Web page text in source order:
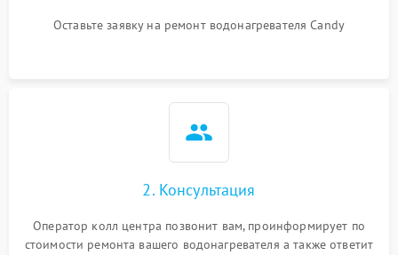
Оставьте заявку на ремонт водонагревателя Candy
2. Консультация
Оператор колл центра позвонит вам, проинформирует по
стоимости ремонта вашего водонагревателя а также ответит